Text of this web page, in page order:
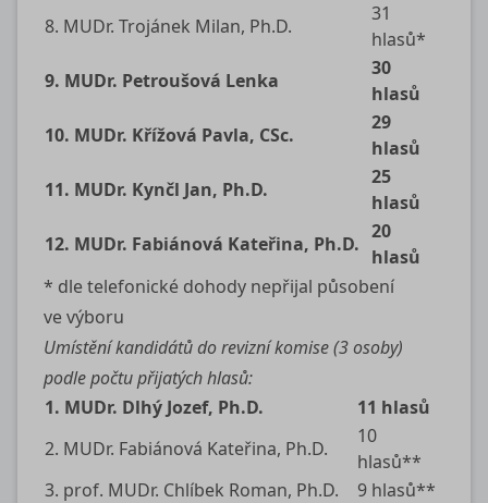
8. MUDr. Trojánek Milan, Ph.D.
31
hlasů*
9. MUDr. Petroušová Lenka
30
hlasů
10. MUDr. Křížová Pavla, CSc.
29
hlasů
11. MUDr. Kynčl Jan, Ph.D.
25
hlasů
12. MUDr. Fabiánová Kateřina, Ph.D.
20
hlasů
* dle telefonické dohody nepřijal působení
ve výboru
Umístění kandidátů do revizní komise (3 osoby)
podle počtu přijatých hlasů:
1. MUDr. Dlhý Jozef, Ph.D.
11 hlasů
2. MUDr. Fabiánová Kateřina, Ph.D.
10
hlasů**
3. prof. MUDr. Chlíbek Roman, Ph.D.
9 hlasů**